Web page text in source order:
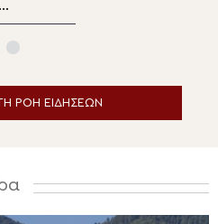
ΡΟΗ ΕΙΔΗΣΕΩΝ